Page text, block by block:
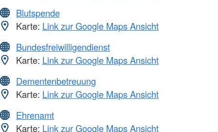
Blutspende
Karte: Link zur Google Maps Ansicht
Bundesfreiwilligendienst
Karte: Link zur Google Maps Ansicht
Dementenbetreuung
Karte: Link zur Google Maps Ansicht
Ehrenamt
Karte: Link zur Google Maps Ansicht